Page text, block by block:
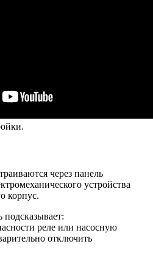
через панель
устройства
корпус.
реле или насосную
отключить